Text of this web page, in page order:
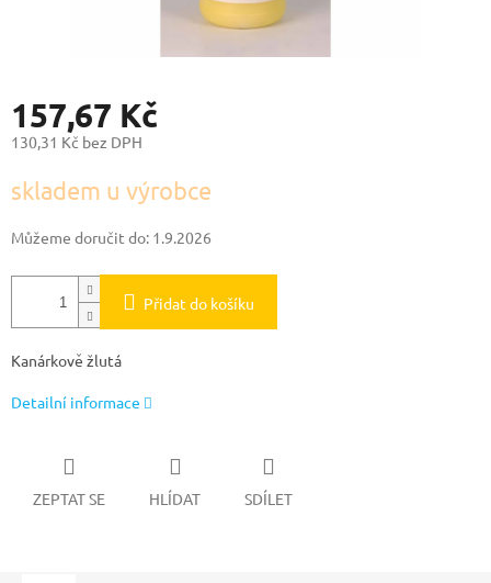
157,67 Kč
130,31 Kč bez DPH
cena:
skladem u výrobce
Můžeme doručit do: 1.9.2026
Přidat do košíku
Kanárkově žlutá
Detailní informace
ZEPTAT SE HLÍDAT SDÍLET